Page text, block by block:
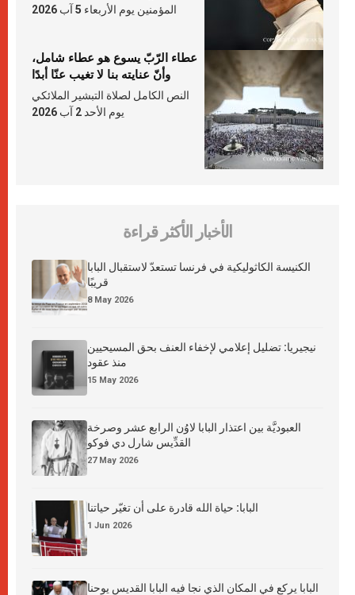
المؤمنين يوم الأربعاء 5 آب 2026
عطاء الرّبّ يسوع هو عطاء شامل،
وأنّ عنايته بنا لا تغيب عنّا أبدًا
النص الكامل لصلاة التبشير الملائكي
يوم الأحد 2 آب 2026
الأخبار الأكثر قراءة
الكنيسة الكاثوليكية في فرنسا تستعدّ لاستقبال البابا
قريبًا
8 May 2026
نيجيريا: تضليل إعلامي لإخفاء العنف بحق المسيحيين
منذ عقود
15 May 2026
العبوديَّة بين اعتذار البابا لاوُن الرابع عشر وصرخة
القدِّيس شارل دي فوكو
27 May 2026
البابا: حياة الله قادرة على أن تغيّر حياتنا
1 Jun 2026
البابا يركع في المكان الذي نجا فيه البابا القديس يوحنا